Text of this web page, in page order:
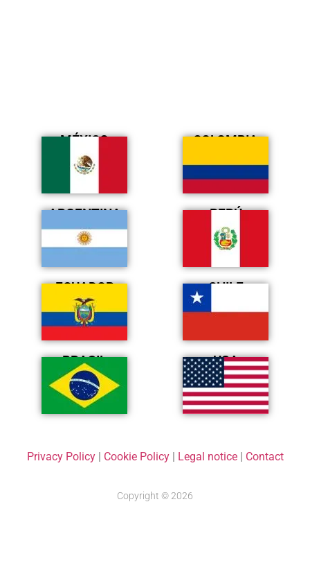
MÉXICO COLOMBIA
ARGENTINA PERÚ
ECUADOR CHILE
BRASIL USA
Privacy Policy| Cookie Policy| Legal notice| Contact
Copyright © 2026